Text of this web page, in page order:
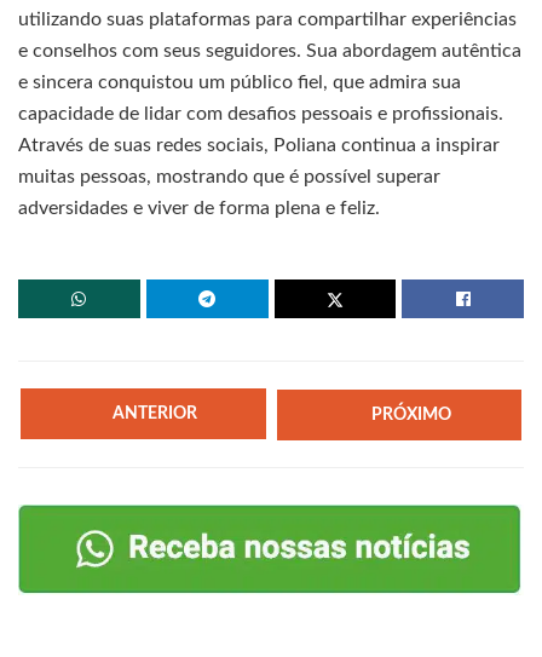
utilizando suas plataformas para compartilhar experiências
e conselhos com seus seguidores. Sua abordagem autêntica
e sincera conquistou um público fiel, que admira sua
capacidade de lidar com desafios pessoais e profissionais.
Através de suas redes sociais, Poliana continua a inspirar
muitas pessoas, mostrando que é possível superar
adversidades e viver de forma plena e feliz.
ANTERIOR PRÓXIMO